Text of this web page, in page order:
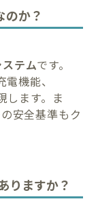
か？
テムです。
機能、
します。ま
安全基準もク
りますか？